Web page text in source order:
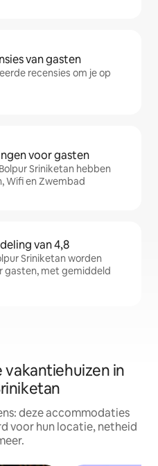
van gasten
recensies om je op
voor gasten
Sriniketan hebben
Wifi en Zwembad
van 4,8
Sriniketan worden
gasten, met gemiddeld
in
deze accommodaties
voor hun locatie, netheid